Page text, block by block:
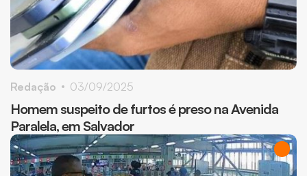
Homem suspeito de furtos é preso na Avenida
Paralela, em Salvador
Redação 03/09/2025